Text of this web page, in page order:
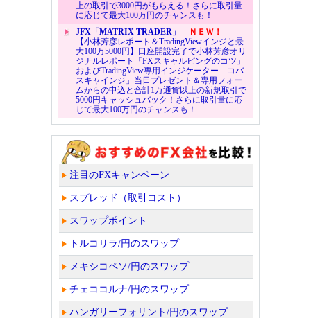
上の取引で3000円がもらえる！さらに取引量
に応じて最大100万円のチャンスも！
JFX「MATRIX TRADER」
ＮＥＷ！
【小林芳彦レポート＆TradingViewインジと最
大100万5000円】口座開設完了で小林芳彦オリ
ジナルレポート「FXスキャルピングのコツ」
およびTradingView専用インジケーター「コバ
スキャインジ」当日プレゼント＆専用フォー
ムからの申込と合計1万通貨以上の新規取引で
5000円キャッシュバック！さらに取引量に応
じて最大100万円のチャンスも！
注目のFXキャンペーン
スプレッド（取引コスト）
スワップポイント
トルコリラ/円のスワップ
メキシコペソ/円のスワップ
チェココルナ/円のスワップ
ハンガリーフォリント/円のスワップ